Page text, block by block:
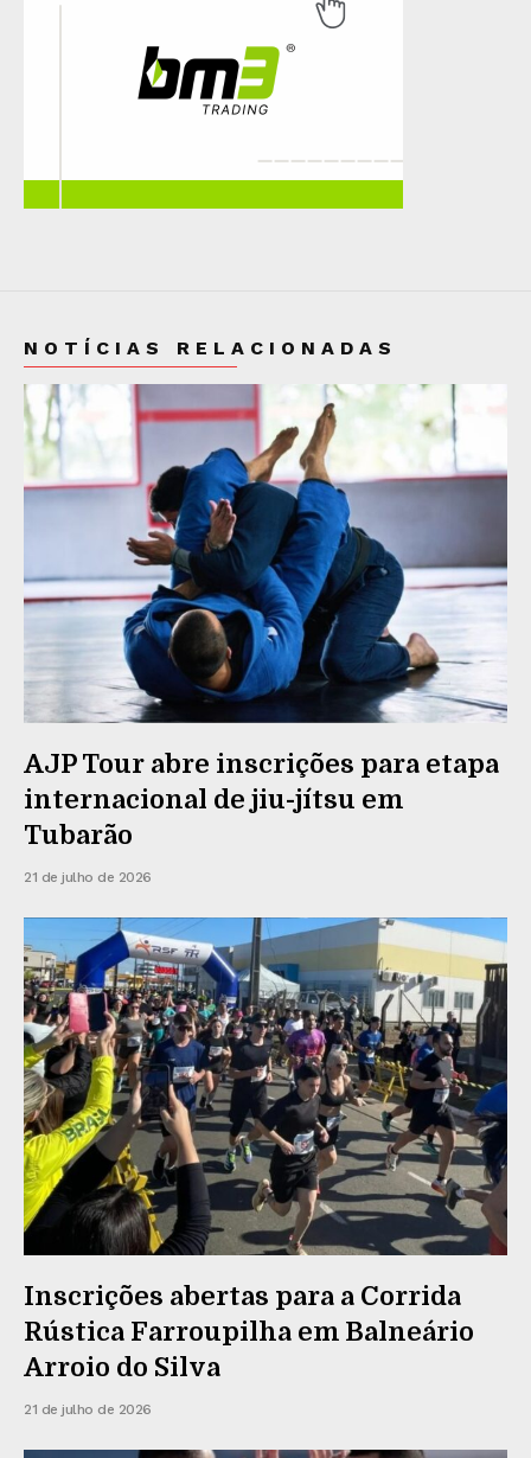
NOTÍCIAS RELACIONADAS
AJP Tour abre inscrições para etapa
internacional de jiu-jítsu em
Tubarão
21 de julho de 2026
Inscrições abertas para a Corrida
Rústica Farroupilha em Balneário
Arroio do Silva
21 de julho de 2026